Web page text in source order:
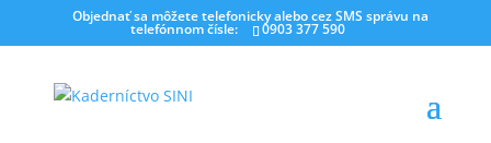
Objednať sa môžete telefonicky alebo cez SMS správu na
telefónnom čísle: 0903 377 590